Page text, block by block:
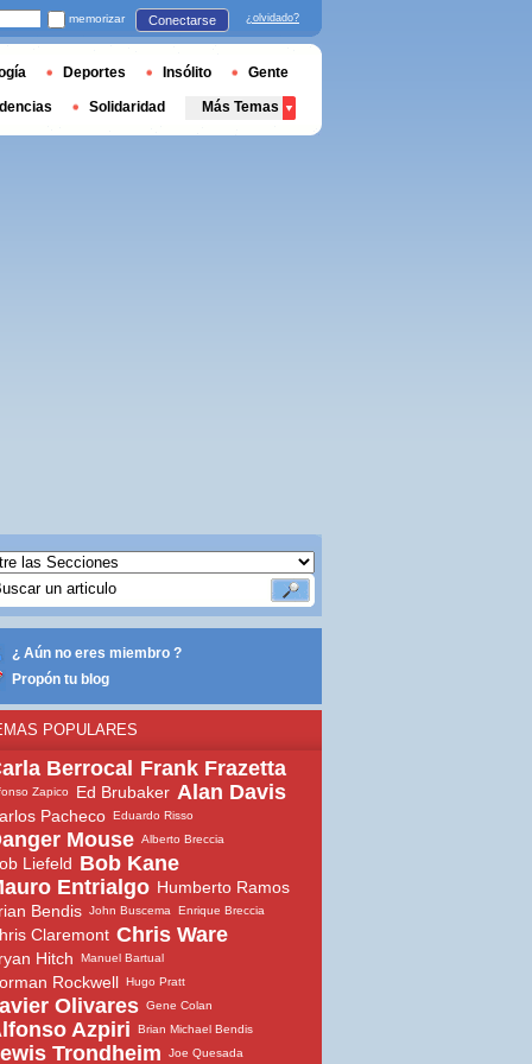
¿ Aún no eres miembro ?
Propón tu blog
POPULARES
Berrocal Frank Frazetta
Zapico Ed Brubaker Alan Davis
Pacheco Eduardo Risso
Mouse Alberto Breccia
Liefeld Bob Kane
Entrialgo Humberto Ramos
Bendis John Buscema Enrique Breccia
Claremont Chris Ware
Hitch Manuel Bartual
Rockwell Hugo Pratt
Olivares Gene Colan
Azpiri Brian Michael Bendis
Trondheim Joe Quesada
memorizar Conectarse ¿olvidado?
Deportes Insólito Gente
Solidaridad Más Temas